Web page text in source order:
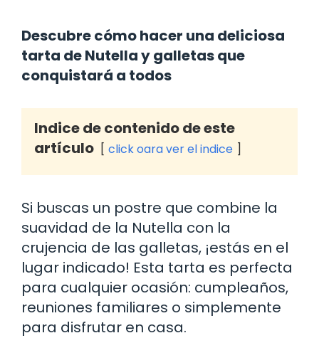
Descubre cómo hacer una deliciosa
tarta de Nutella y galletas que
conquistará a todos
Indice de contenido de este
artículo
click oara ver el indice
Si buscas un postre que combine la
suavidad de la Nutella con la
crujencia de las galletas, ¡estás en el
lugar indicado! Esta tarta es perfecta
para cualquier ocasión: cumpleaños,
reuniones familiares o simplemente
para disfrutar en casa.